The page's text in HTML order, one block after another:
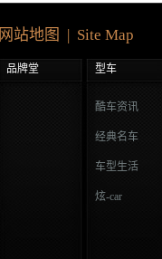
网站地图 | Site Map
品牌堂 型车
酷车资讯
经典名车
车型生活
炫-car